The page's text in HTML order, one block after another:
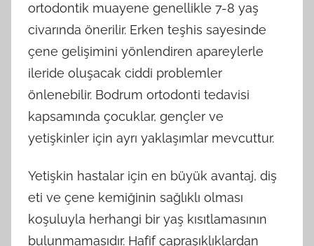
ortodontik muayene genellikle 7-8 yaş
civarında önerilir. Erken teşhis sayesinde
çene gelişimini yönlendiren apareylerle
ileride oluşacak ciddi problemler
önlenebilir. Bodrum ortodonti tedavisi
kapsamında çocuklar, gençler ve
yetişkinler için ayrı yaklaşımlar mevcuttur.
Yetişkin hastalar için en büyük avantaj, diş
eti ve çene kemiğinin sağlıklı olması
koşuluyla herhangi bir yaş kısıtlamasının
bulunmamasıdır. Hafif çapraşıklıklardan